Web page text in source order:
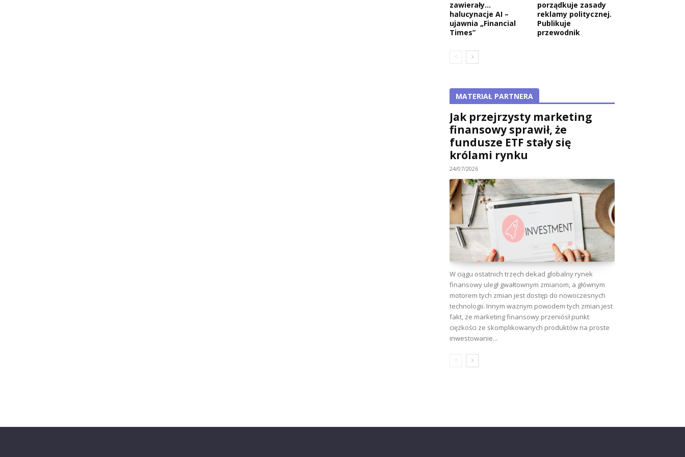
zawierały…
halucynacje AI –
ujawnia „Financial
Times”
porządkuje zasady
reklamy politycznej.
Publikuje
przewodnik
MATERIAŁ PARTNERA
Jak przejrzysty marketing
finansowy sprawił, że
fundusze ETF stały się
królami rynku
24/07/2026
W ciągu ostatnich trzech dekad globalny rynek
finansowy uległ gwałtownym zmianom, a głównym
motorem tych zmian jest dostęp do nowoczesnych
technologii. Innym ważnym powodem tych zmian jest
fakt, że marketing finansowy przeniósł punkt
ciężkości ze skomplikowanych produktów na proste
inwestowanie...